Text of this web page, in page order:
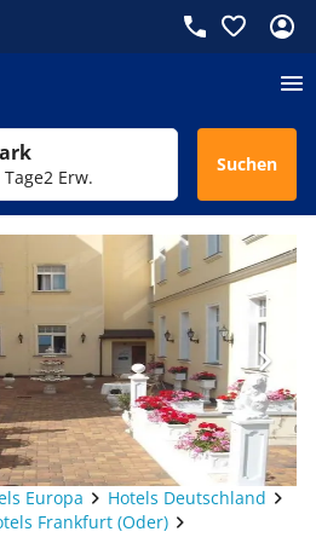
Tage2 Erw.
Suchen
Europa
Hotels Deutschland
Frankfurt (Oder)